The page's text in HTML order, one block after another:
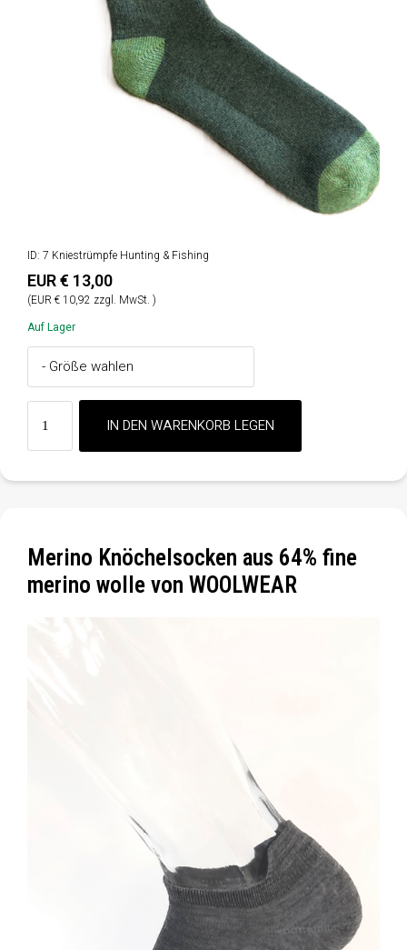
ID: 7 Kniestrümpfe Hunting & Fishing
EUR € 13,00
(EUR € 10,92 zzgl. MwSt. )
Auf Lager
Merino Knöchelsocken aus 64% fine
merino wolle von WOOLWEAR